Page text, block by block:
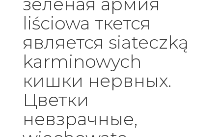
liściowa ткется
является siateczką
karminowych
кишки нервных.
Цветки
невзрачные,